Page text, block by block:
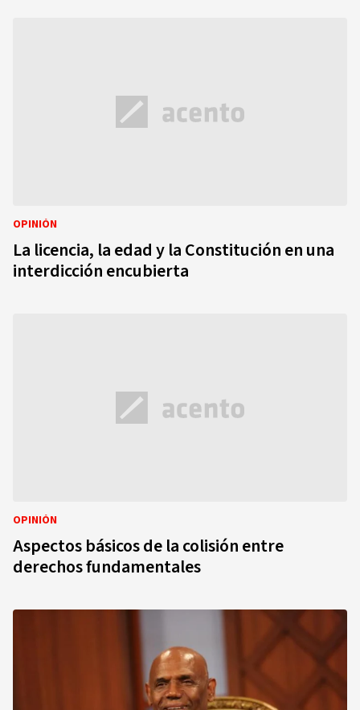
OPINIÓN
La licencia, la edad y la Constitución en una
interdicción encubierta
OPINIÓN
Aspectos básicos de la colisión entre
derechos fundamentales